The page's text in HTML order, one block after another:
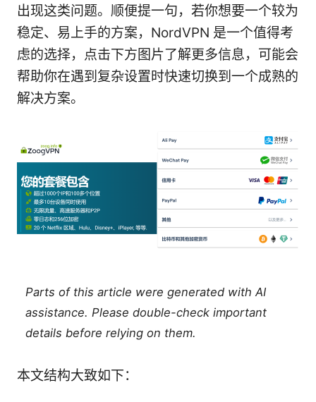
出现这类问题。顺便提一句，若你想要一个较为
稳定、易上手的方案，NordVPN 是一个值得考
虑的选择，点击下方图片了解更多信息，可能会
帮助你在遇到复杂设置时快速切换到一个成熟的
解决方案。
Parts of this article were generated with AI
assistance. Please double-check important
details before relying on them.
本文结构大致如下：